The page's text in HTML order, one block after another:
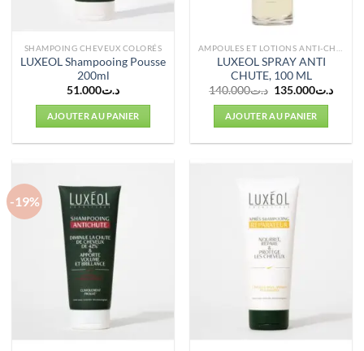
SHAMPOING CHEVEUX COLORÉS
LUXEOL Shampooing Pousse
200ml
د.ت51.000
AJOUTER AU PANIER
LUXEOL SPRAY ANTI
CHUTE, 100 ML
د.ت140.000
Le
initial
était :
د.ت135.000
Le
AJOUTER AU PANIER
-19%